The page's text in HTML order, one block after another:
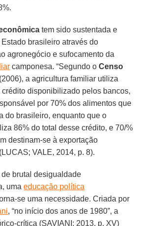
tem sido sustentada e
brasileiro através do
agronegócio e sufocamento da
camponesa. “Segundo oCenso
(2006), a agricultura familiar utiliza
disponibilizado pelos bancos,
por 70% dos alimentos que
do brasileiro, enquanto que o
86% do total desse crédito, e 70/%
destinam-se à exportação
VALE, 2014, p. 8).
brutal desigualdade
umaeducação política
se uma necessidade. Criada por
, “no início dos anos de 1980”, a
crítica (SAVIANI: 2013, p. XV)